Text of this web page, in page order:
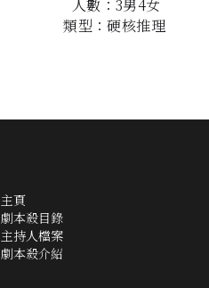
人數：3男4女
類型：硬核推理
主頁
劇本殺目錄
主持人檔案
劇本殺介紹